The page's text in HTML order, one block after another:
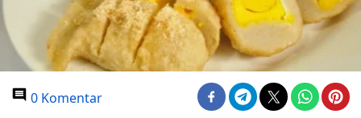
0 Komentar